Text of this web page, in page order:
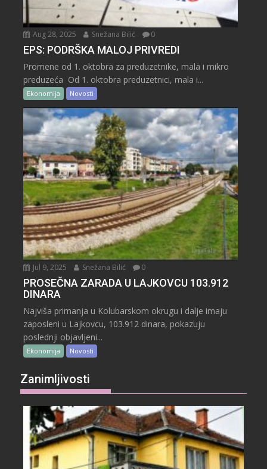
Aug 28, 2025 Snežana Bilić 0
EPS: PODRŠKA MALOJ PRIVREDI
Promene od 1. oktobra za preduzetnike, mala i mikro
preduzeća Od 1. oktobra preduzetnici, mala i...
Ekonomija Novosti
Jul 9, 2025 Snežana Bilić 0
PROSEČNA ZARADA U LAJKOVCU 103.912
DINARA
Najviša primanja u Kolubarskom okrugu i dalje imaju
zaposleni u Lajkovcu, 103.912 dinara, pokazuju
poslednji objavljeni...
Ekonomija Novosti
Zanimljivosti